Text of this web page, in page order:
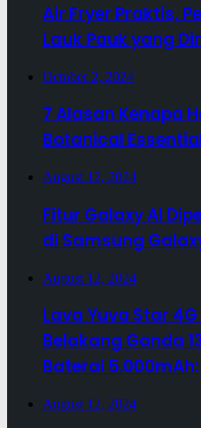
Air Fryer Praktis,
Lauk Pauk yang
October 2, 2024
7 Alasan Kenapa
Botanical
August 12, 2024
Fitur Galaxy AI
di Samsung
August 12, 2024
Lava Yuva Star
Belakang Ganda
Baterai
August 12, 2024